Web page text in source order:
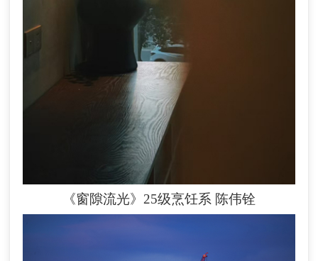
《窗隙流光》25级烹饪系 陈伟铨